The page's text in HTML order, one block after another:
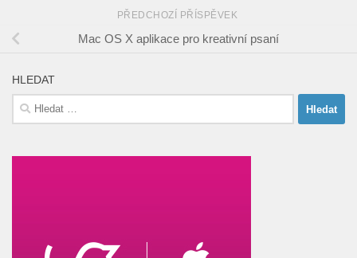
PŘEDCHOZÍ PŘÍSPĚVEK
Mac OS X aplikace pro kreativní psaní
HLEDAT
Vyhledávání